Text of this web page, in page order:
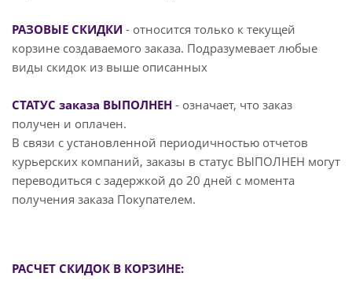
РАЗОВЫЕ СКИДКИ - относится только к текущей
корзине создаваемого заказа. Подразумевает любые
виды скидок из выше описанных
СТАТУС заказа ВЫПОЛНЕН - означает, что заказ
получен и оплачен.
В связи с установленной периодичностью отчетов
курьерских компаний, заказы в статус ВЫПОЛНЕН могут
переводиться с задержкой до 20 дней с момента
получения заказа Покупателем.
РАСЧЕТ СКИДОК В КОРЗИНЕ: